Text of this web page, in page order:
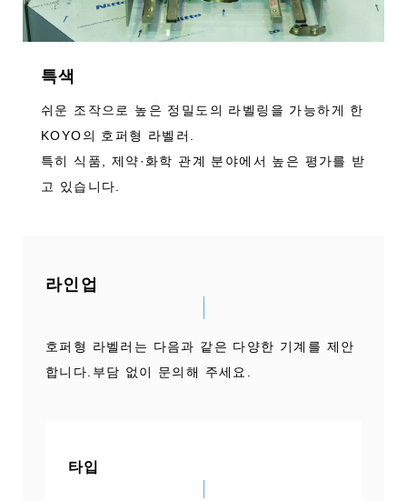
특색
쉬운 조작으로 높은 정밀도의 라벨링을 가능하게 한
KOYO의 호퍼형 라벨러.
특히 식품, 제약·화학 관계 분야에서 높은 평가를 받
고 있습니다.
라인업
호퍼형 라벨러는 다음과 같은 다양한 기계를 제안
합니다.부담 없이 문의해 주세요.
타입